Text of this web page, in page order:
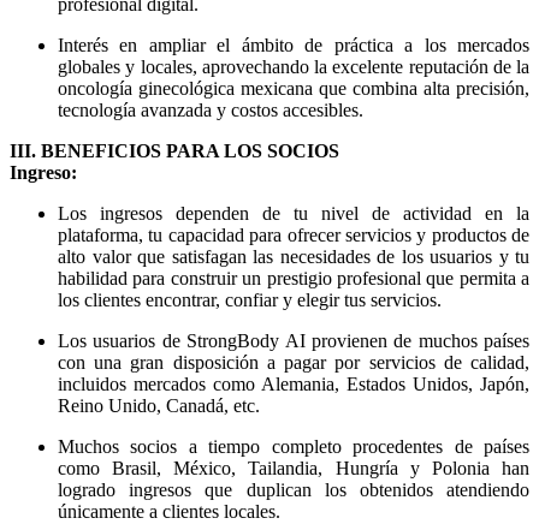
profesional digital.
Interés en ampliar el ámbito de práctica a los mercados
globales y locales, aprovechando la excelente reputación de la
oncología ginecológica mexicana que combina alta precisión,
tecnología avanzada y costos accesibles.
III. BENEFICIOS PARA LOS SOCIOS
Ingreso:
Los ingresos dependen de tu nivel de actividad en la
plataforma, tu capacidad para ofrecer servicios y productos de
alto valor que satisfagan las necesidades de los usuarios y tu
habilidad para construir un prestigio profesional que permita a
los clientes encontrar, confiar y elegir tus servicios.
Los usuarios de StrongBody AI provienen de muchos países
con una gran disposición a pagar por servicios de calidad,
incluidos mercados como Alemania, Estados Unidos, Japón,
Reino Unido, Canadá, etc.
Muchos socios a tiempo completo procedentes de países
como Brasil, México, Tailandia, Hungría y Polonia han
logrado ingresos que duplican los obtenidos atendiendo
únicamente a clientes locales.